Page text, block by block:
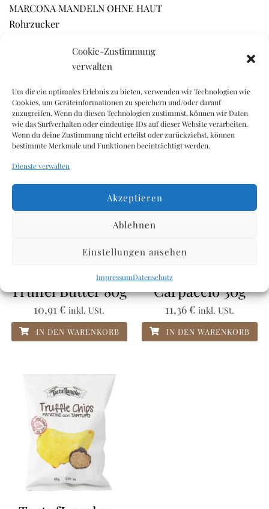
Cookie-Zustimmung
verwalten
Um dir ein optimales Erlebnis zu bieten, verwenden wir Technologien wie
Cookies, um Geräteinformationen zu speichern und/oder darauf
zuzugreifen. Wenn du diesen Technologien zustimmst, können wir Daten
wie das Surfverhalten oder eindeutige IDs auf dieser Website verarbeiten.
Wenn du deine Zustimmung nicht erteilst oder zurückziehst, können
bestimmte Merkmale und Funktionen beeinträchtigt werden.
Dienste verwalten
Akzeptieren
Ablehnen
Einstellungen ansehen
ImpressumDatenschutz
MARCONA MANDELN OHNE HAUT
Rohrzucker
Salz, natürlich Trufflearoma, mildes Paprikavulker.
Ähnliche Produkte
Sacchi Tartufi –
Trüffel Butter 80g
10,91€ inkl. USt.
IN DEN WARENKORB
Sacchi Tartufi –
Carpaccio 30g
11,36€ inkl. USt.
IN DEN WARENKORB